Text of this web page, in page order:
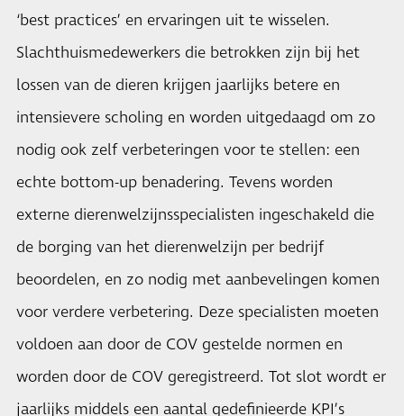
‘best practices’ en ervaringen uit te wisselen.
Slachthuismedewerkers die betrokken zijn bij het
lossen van de dieren krijgen jaarlijks betere en
intensievere scholing en worden uitgedaagd om zo
nodig ook zelf verbeteringen voor te stellen: een
echte bottom-up benadering. Tevens worden
externe dierenwelzijnsspecialisten ingeschakeld die
de borging van het dierenwelzijn per bedrijf
beoordelen, en zo nodig met aanbevelingen komen
voor verdere verbetering. Deze specialisten moeten
voldoen aan door de COV gestelde normen en
worden door de COV geregistreerd. Tot slot wordt er
jaarlijks middels een aantal gedefinieerde KPI’s